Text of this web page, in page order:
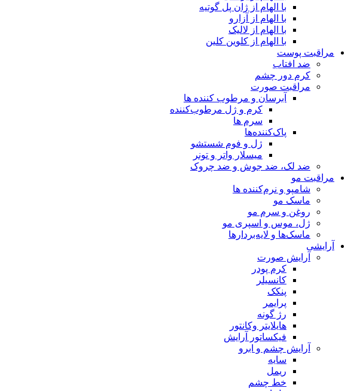
با الهام از ژان پل گوتیه
با الهام از آزارو
با الهام از لالیک
با الهام از کلوین کلین
مراقبت پوست
ضد افتاب
کرم دور چشم
مراقبت صورت
آبرسان و مرطوب کننده ها
کرم و ژل مرطوب‌کننده
سرم ها
پاک‌کننده‌ها
ژل و فوم شستشو
میسلار واتر و تونر
ضد لک، ضد جوش و ضد چروک
مراقبت مو
شامپو و نرم‌کننده ها
ماسک مو
روغن و سرم مو
ژل، موس و اسپری مو
ماسک‌ها و لایه‌بردارها
آرایشی
آرایش صورت
کرم پودر
کانسیلر
پنکک
پرایمر
رژ گونه
هایلایتر وکانتور
فیکساتور آرایش
آرایش چشم و ابرو
سایه
ریمل
خط چشم